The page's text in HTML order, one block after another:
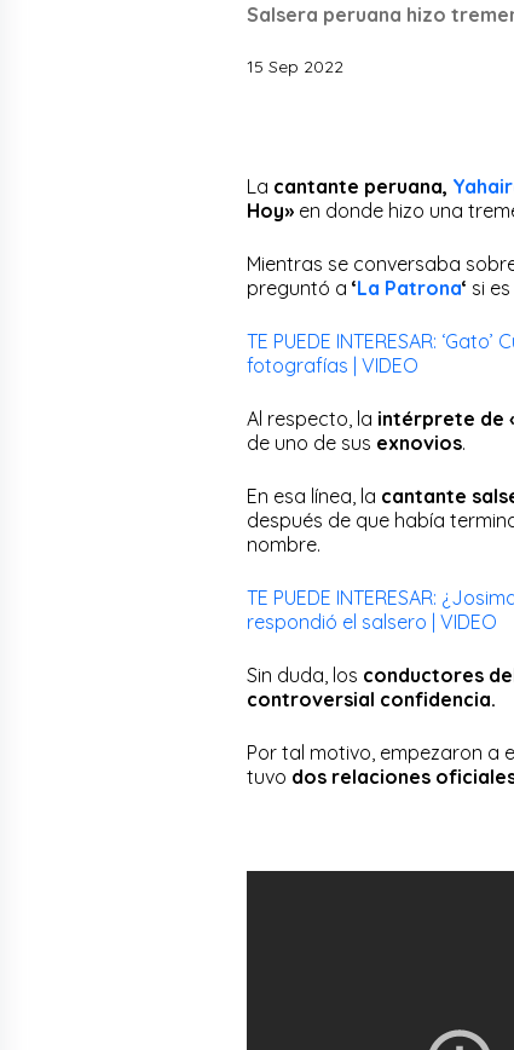
Salsera peruana hizo
15 Sep 2022
La cantante peruana,
Hoy» en donde hizo una
Mientras se conversaba
preguntó a ‘La Patrona‘ si
TE PUEDE INTERESAR:
fotografías | VIDEO
Al respecto, la intérprete de
de uno de sus exnovios.
En esa línea, la cantante
después de que había
nombre.
TE PUEDE INTERESAR:
respondió el salsero | VIDEO
Sin duda, los conductores
controversial confidencia.
Por tal motivo, empezaron a
tuvo dos relaciones